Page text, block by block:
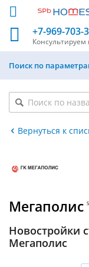
+7-969-703-
Консультируем
Поиск по
Вернуться к
Мегаполис
Новостройки
Мегаполис